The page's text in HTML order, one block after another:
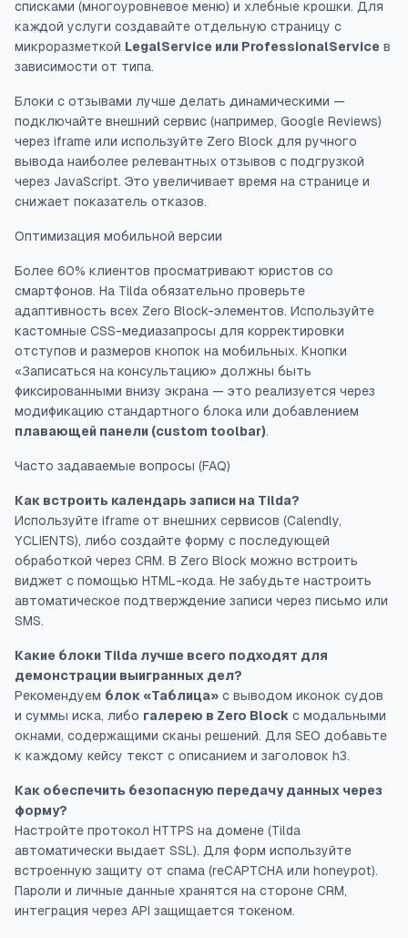
списками (многоуровневое меню) и хлебные крошки. Для
каждой услуги создавайте отдельную страницу с
микроразметкой LegalService или ProfessionalService в
зависимости от типа.
Блоки с отзывами лучше делать динамическими —
подключайте внешний сервис (например, Google Reviews)
через iframe или используйте Zero Block для ручного
вывода наиболее релевантных отзывов с подгрузкой
через JavaScript. Это увеличивает время на странице и
снижает показатель отказов.
Оптимизация мобильной версии
Более 60% клиентов просматривают юристов со
смартфонов. На Tilda обязательно проверьте
адаптивность всех Zero Block-элементов. Используйте
кастомные CSS-медиазапросы для корректировки
отступов и размеров кнопок на мобильных. Кнопки
«Записаться на консультацию» должны быть
фиксированными внизу экрана — это реализуется через
модификацию стандартного блока или добавлением
плавающей панели (сustom toolbar).
Часто задаваемые вопросы (FAQ)
Как встроить календарь записи на Tilda?
Используйте iframe от внешних сервисов (Calendly,
YCLIENTS), либо создайте форму с последующей
обработкой через CRM. В Zero Block можно встроить
виджет с помощью HTML-кода. Не забудьте настроить
автоматическое подтверждение записи через письмо или
SMS.
Какие блоки Tilda лучше всего подходят для
демонстрации выигранных дел?
Рекомендуем блок «Таблица» с выводом иконок судов
и суммы иска, либо галерею в Zero Block с модальными
окнами, содержащими сканы решений. Для SEO добавьте
к каждому кейсу текст с описанием и заголовок h3.
Как обеспечить безопасную передачу данных через
форму?
Настройте протокол HTTPS на домене (Tilda
автоматически выдает SSL). Для форм используйте
встроенную защиту от спама (reCAPTCHA или honeypot).
Пароли и личные данные хранятся на стороне CRM,
интеграция через API защищается токеном.